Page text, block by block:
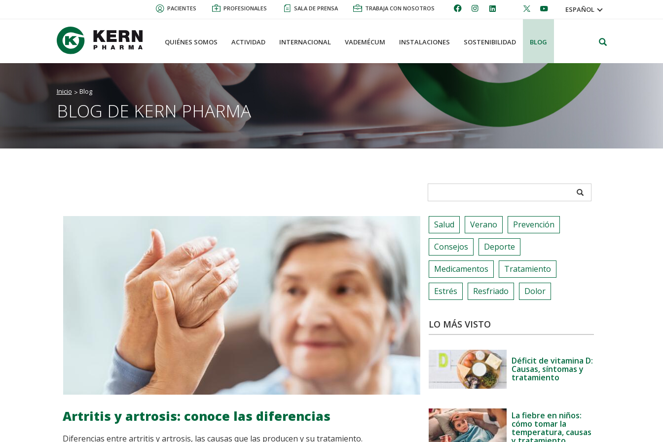
PACIENTES PROFESIONALES SALA DE PRENSA TRABAJA CON NOSOTROS ESPAÑOL
QUIÉNES SOMOS ACTIVIDAD INTERNACIONAL VADEMÉCUM INSTALACIONES SOSTENIBILIDAD BLOG
Inicio Blog
BLOG DE KERN PHARMA
APPLY
Artritis y artrosis: conoce las diferencias
Diferencias entre artritis y artrosis, las causas que las producen y su tratamiento.
Salud Verano Prevención
Consejos Deporte
Medicamentos Tratamiento
Estrés Resfriado Dolor
LO MÁS VISTO
Déficit de vitamina D:
Causas, síntomas y
tratamiento
La fiebre en niños:
cómo tomar la
temperatura, causas